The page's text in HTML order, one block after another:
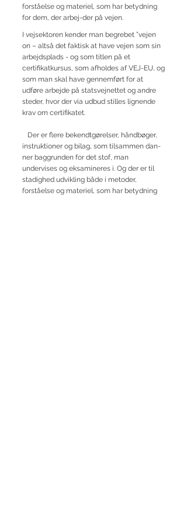
forståelse og materiel, som har betydning
for dem, der arbej-der på vejen.
I vejsektoren kender man begrebet ”vejen
on – altså det faktisk at have vejen som sin
arbejdsplads - og som titlen på et
certifikatkursus, som afholdes af VEJ-EU, og
som man skal have gennemført for at
udføre arbejde på statsvejnettet og andre
steder, hvor der via udbud stilles lignende
krav om certifikatet.
Der er flere bekendtgørelser, håndbøger,
instruktioner og bilag, som tilsammen dan-
ner baggrunden for det stof, man
undervises og eksamineres i. Og der er til
stadighed udvikling både i metoder,
forståelse og materiel, som har betydning